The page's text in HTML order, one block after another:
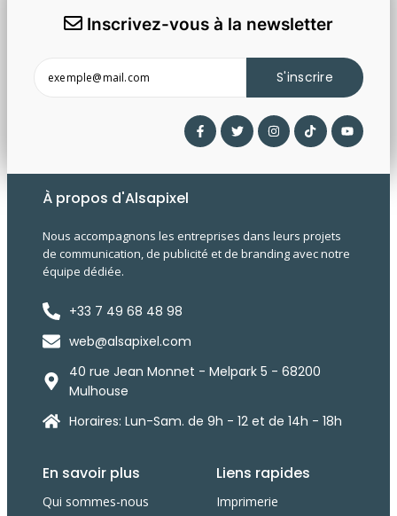
Inscrivez-vous à la newsletter
S'inscrire
À propos d'Alsapixel
Nous accompagnons les entreprises dans leurs projets
de communication, de publicité et de branding avec notre
équipe dédiée.
+33 7 49 68 48 98
web@alsapixel.com
40 rue Jean Monnet - Melpark 5 - 68200
Mulhouse
Horaires: Lun-Sam. de 9h - 12 et de 14h - 18h
En savoir plus
Qui sommes-nous
Liens rapides
Imprimerie